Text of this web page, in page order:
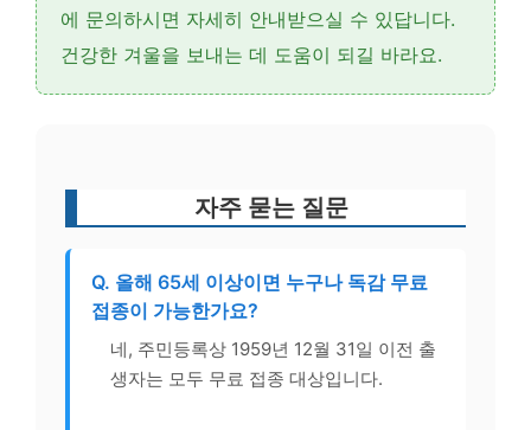
에 문의하시면 자세히 안내받으실 수 있답니다.
건강한 겨울을 보내는 데 도움이 되길 바라요.
자주 묻는 질문
Q. 올해 65세 이상이면 누구나 독감 무료
접종이 가능한가요?
네, 주민등록상 1959년 12월 31일 이전 출
생자는 모두 무료 접종 대상입니다.